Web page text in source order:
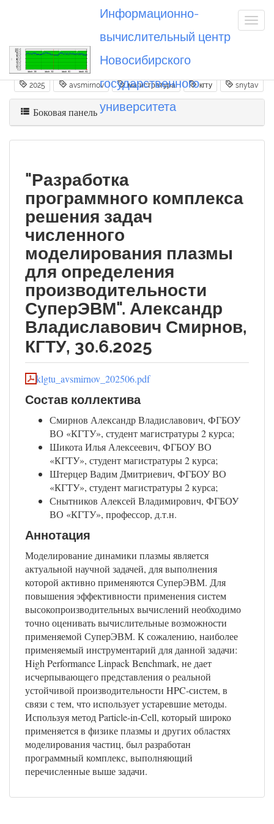
Информационно-
вычислительный центр
Новосибирского
государственного
университета
Вы посетили 20250630_avsmirnov
2025 avsmirnov магистратура кгту snytav
Боковая панель
"Разработка
программного комплекса
решения задач
численного
моделирования плазмы
для определения
производительности
СуперЭВМ". Александр
Владиславович Смирнов,
КГТУ, 30.6.2025
klgtu_avsmirnov_202506.pdf
Состав коллектива
Смирнов Александр Владиславович, ФГБОУ
ВО «КГТУ», студент магистратуры 2 курса;
Шикота Илья Алексеевич, ФГБОУ ВО
«КГТУ», студент магистратуры 2 курса;
Штерцер Вадим Дмитриевич, ФГБОУ ВО
«КГТУ», студент магистратуры 2 курса;
Снытников Алексей Владимирович, ФГБОУ
ВО «КГТУ», профессор, д.т.н.
Аннотация
Моделирование динамики плазмы является
актуальной научной задачей, для выполнения
которой активно применяются СуперЭВМ. Для
повышения эффективности применения систем
высокопроизводительных вычислений необходимо
точно оценивать вычислительные возможности
применяемой СуперЭВМ. К сожалению, наиболее
применяемый инструментарий для данной задачи:
High Performance Linpack Benchmark, не дает
исчерпывающего представления о реальной
устойчивой производительности HPC-систем, в
связи с тем, что использует устаревшие методы.
Используя метод Particle-in-Cell, который широко
применяется в физике плазмы и других областях
моделирования частиц, был разработан
программный комплекс, выполняющий
перечисленные выше задачи.